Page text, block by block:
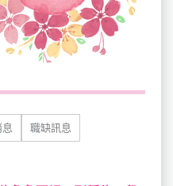
職缺訊息